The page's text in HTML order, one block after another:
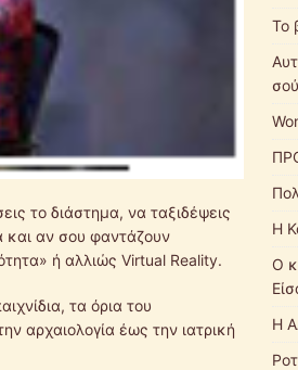
το διάστημα, να ταξιδέψεις
και αν σου φαντάζουν
ή αλλιώς Virtual Reality.
τα όρια του
αρχαιολογία έως την ιατρική
Το
Η
Ο
Η